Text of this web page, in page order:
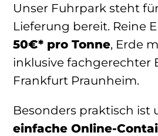
Unser Fuhrpark steht
Lieferung bereit. Reine
50€* pro Tonne, Erde
inklusive fachgerechter
Frankfurt Praunheim.
Besonders praktisch ist
einfache Online-